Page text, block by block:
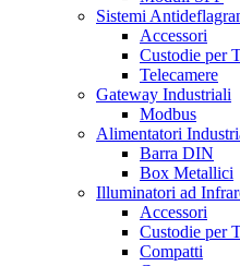
Sistemi
Accessori
Custodie per
Telecamere
Gateway Industriali
Modbus
Alimentatori
Barra DIN
Box Metallici
Illuminatori ad
Accessori
Custodie per
Compatti